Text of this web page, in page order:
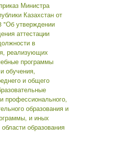
Министра
Казахстан от
"Об утверждении
аттестации
в
реализующих
программы
обучения,
и общего
профессионального,
образования и
и иных
образования